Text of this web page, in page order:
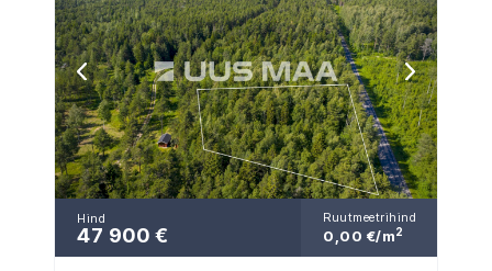
Hind
47 900 €
Ruutmeetrihind
0,00 €/m2